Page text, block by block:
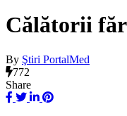
Călătorii
By Ştiri PortalMed
772
Share